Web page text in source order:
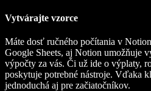
Vytvárajte vzorce
Máte dosť ručného počítania v
Google Sheets, aj Notion umožňuje
výpočty za vás. Či už ide o výplaty,
poskytuje potrebné nástroje. Vďaka
jednoduchá aj pre začiatočníkov.